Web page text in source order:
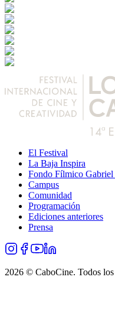
El Festival
La Baja Inspira
Fondo Fílmico Gabriel
Campus
Comunidad
Programación
Ediciones anteriores
Prensa
2026 © CaboCine. Todos los